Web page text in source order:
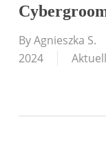
ByAgnieszka S.
2024